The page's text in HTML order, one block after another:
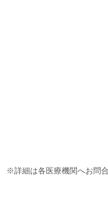
※詳細は各医療機関へお問合